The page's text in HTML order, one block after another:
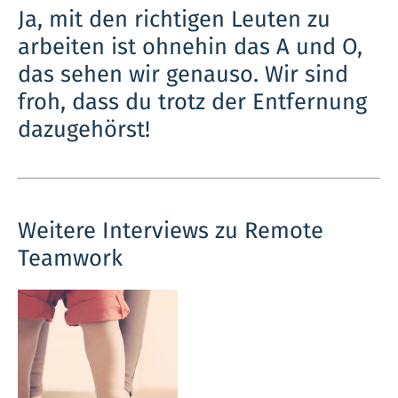
Ja, mit den richtigen Leuten zu
arbeiten ist ohnehin das A und O,
das sehen wir genauso. Wir sind
froh, dass du trotz der Entfernung
dazugehörst!
Weitere Interviews zu Remote
Teamwork